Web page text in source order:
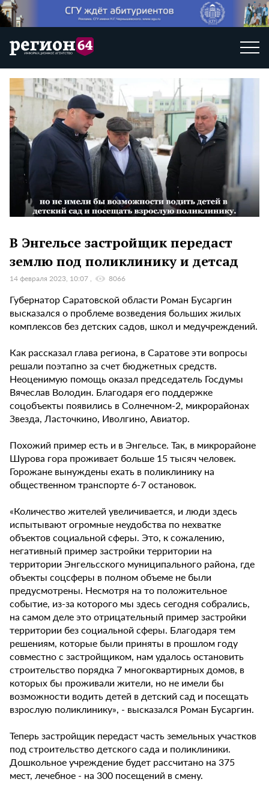
В Энгельсе застройщик передаст
землю под поликлинику и детсад
14 февраля 2023, 10:07 8066
Губернатор Саратовской области Роман Бусаргин
высказался о проблеме возведения больших жилых
комплексов без детских садов, школ и медучреждений.
Как рассказал глава региона, в Саратове эти вопросы
решали поэтапно за счет бюджетных средств.
Неоценимую помощь оказал председатель Госдумы
Вячеслав Володин. Благодаря его поддержке
соцобъекты появились в Солнечном-2, микрорайонах
Звезда, Ласточкино, Иволгино, Авиатор.
Похожий пример есть и в Энгельсе. Так, в микрорайоне
Шурова гора проживает больше 15 тысяч человек.
Горожане вынуждены ехать в поликлинику на
общественном транспорте 6-7 остановок.
«Количество жителей увеличивается, и люди здесь
испытывают огромные неудобства по нехватке
объектов социальной сферы. Это, к сожалению,
негативный пример застройки территории на
территории Энгельсского муниципального района, где
объекты соцсферы в полном объеме не были
предусмотрены. Несмотря на то положительное
событие, из-за которого мы здесь сегодня собрались,
на самом деле это отрицательный пример застройки
территории без социальной сферы. Благодаря тем
решениям, которые были приняты в прошлом году
совместно с застройщиком, нам удалось остановить
строительство порядка 7 многоквартирных домов, в
которых бы проживали жители, но не имели бы
возможности водить детей в детский сад и посещать
взрослую поликлинику», - высказался Роман Бусаргин.
Теперь застройщик передаст часть земельных участков
под строительство детского сада и поликлиники.
Дошкольное учреждение будет рассчитано на 375
мест, лечебное - на 300 посещений в смену.